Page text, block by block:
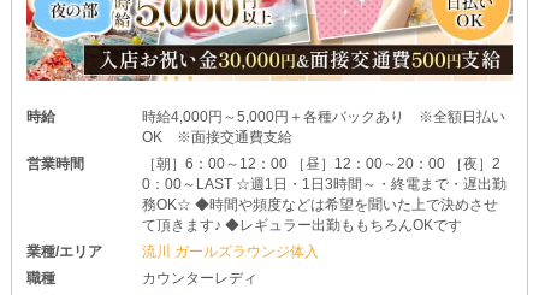
時給
時給4,000円～5,000円＋各種バックあり ※全額日払い
OK ※面接交通費支給
営業時間
［朝］6：00～12：00 ［昼］12：00～20：00 ［夜］2
0：00～LAST ☆週1日・1日3時間～・終電まで・遅出勤
務OK☆ ◆時間や頻度などは希望を聞いた上で決めさせ
て頂きます♪ ◆レギュラー出勤ももちろんOKです
業種/エリア
流川 ガールズラウンジ体入
職種
カウンターレディ